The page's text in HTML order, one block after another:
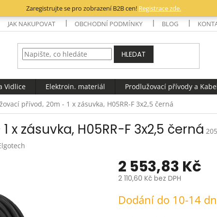
Zaregistrujte se pro zobrazení B2B cen! Registrace zde.
JAK NAKUPOVAT OBCHODNÍ PODMÍNKY BLOG
HLEDAT
Vidlice Elektroin. materiál Prodlužovací přívody a
přívod, 20m - 1 x zásuvka, H05RR-F 3x2,5 černá
zásuvka, H05RR-F 3x2,5 černá
2 553,83 Kč
2 110,60 Kč bez DPH
cena:
Dodání do 10-14